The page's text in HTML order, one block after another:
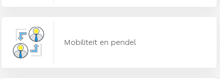
Mobiliteit en pendel